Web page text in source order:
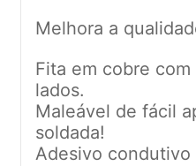
Melhora a
Fita em cobre
lados.
Maleável de fácil
soldada!
Adesivo condutivo